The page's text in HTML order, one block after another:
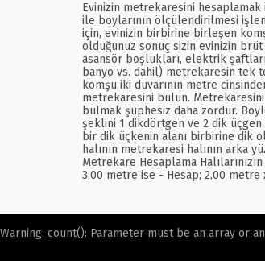
Evinizin metrekaresini
ile boylarının ölçülendirilmesi
için, evinizin birbirine birleşen
olduğunuz sonuç sizin evinizin
asansör boşlukları, elektrik
banyo vs. dahil) metrekaresin tek
komşu iki duvarının metre
metrekaresini bulun. Metrekaresini
bulmak şüphesiz daha zordur.
şeklini 1 dikdörtgen ve 2 dik
bir dik üçkenin alanı birbirine dik
halının metrekaresi halının arka
Metrekare Hesaplama
3,00 metre ise - Hesap; 2,00
Warning: count(): Parameter must be an array or